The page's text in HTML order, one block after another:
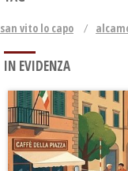
san vito lo capo
IN EVIDENZA